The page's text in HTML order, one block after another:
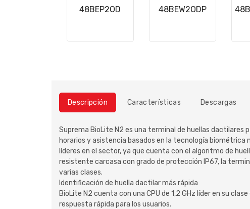
48BEP2OD 48BEW2ODP
Descripción Características Descargas
Suprema BioLite N2 es una terminal de huellas
horarios y asistencia basados en la tecnología
líderes en el sector, ya que cuenta con el algoritmo de
resistente carcasa con grado de protección IP67, la
varias clases.
Identificación de huella dactilar más rápida
BioLite N2 cuenta con una CPU de 1,2 GHz líder en su
respuesta rápida para los usuarios.